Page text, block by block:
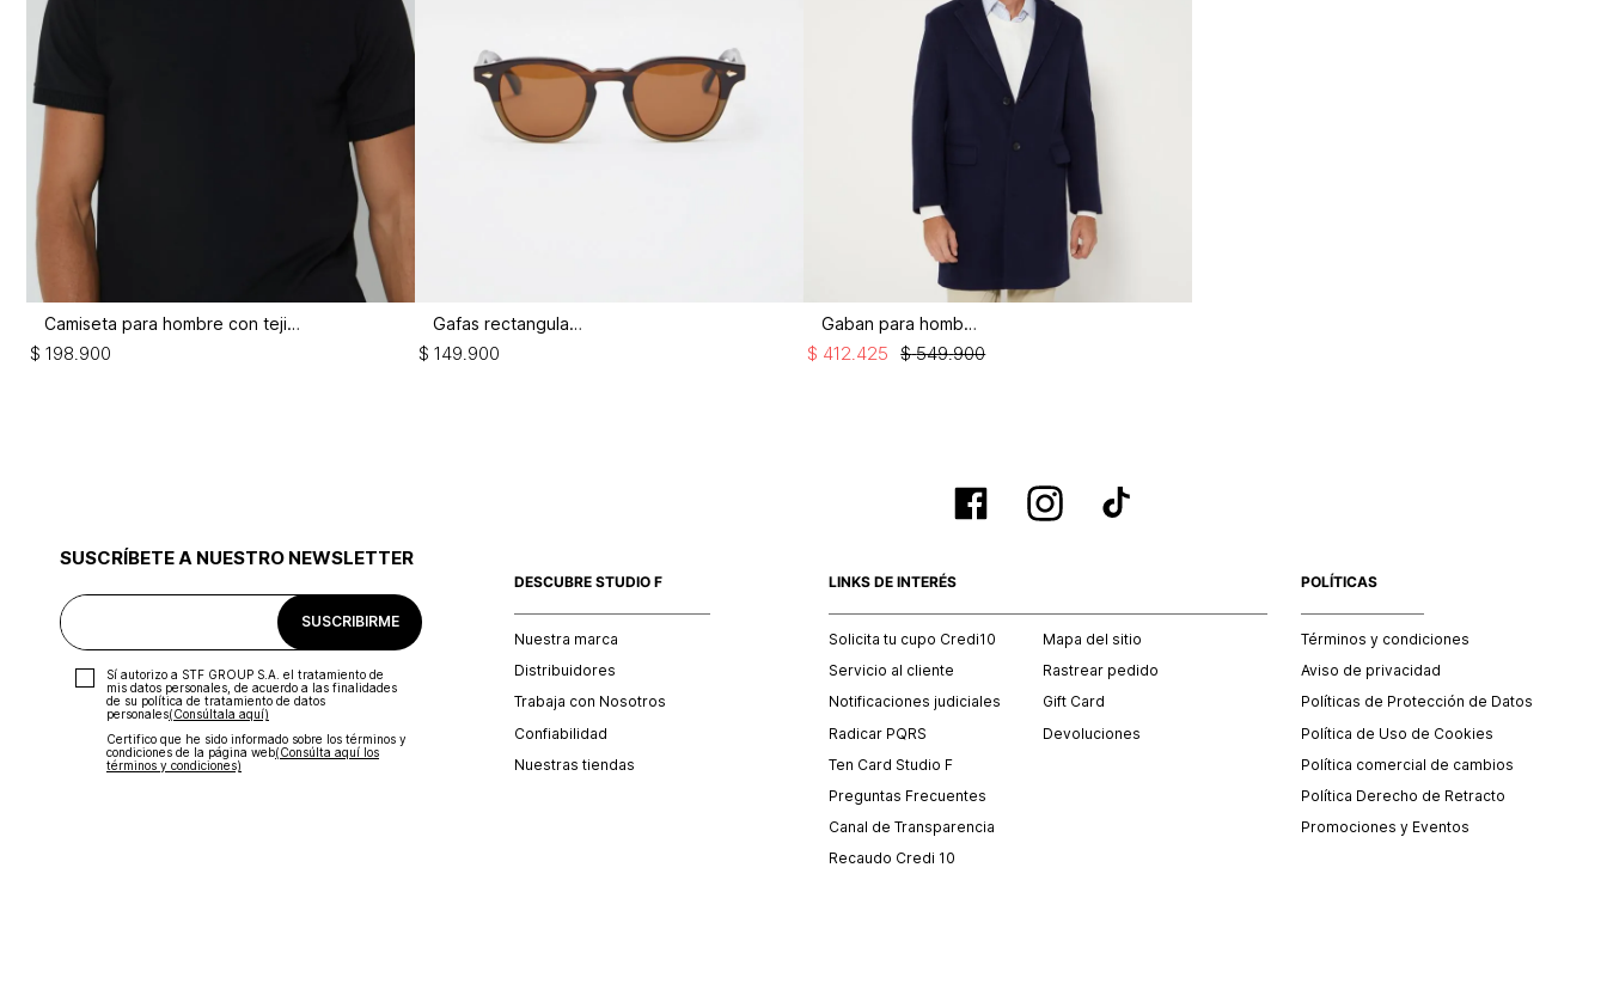
Camiseta para hombre con tejido
$ 198 900
Gafas rectangulares
$ 149 900
Gaban para hombre
$ 549.900
$ 412 425
SUSCRÍBETE A NUESTRO NEWSLETTER
SUSCRIBIRME
Sí autorizo a STF GROUP S.A. el tratamiento de
mis datos personales, de acuerdo a las finalidades
de su política de tratamiento de datos
personales‎(Consúltala aquí)
Certifico que he sido informado sobre los términos y
condiciones de la página web‎(Consúlta aquí los
términos y condiciones)
DESCUBRE STUDIO F
Nuestra marca
Distribuidores
Trabaja con Nosotros
Confiabilidad
Nuestras tiendas
LINKS DE INTERÉS
Solicita tu cupo Credi10
Servicio al cliente
Notificaciones judiciales
Radicar PQRS
Ten Card Studio F
Preguntas Frecuentes
Canal de Transparencia
Recaudo Credi 10
Mapa del sitio
Rastrear pedido
Gift Card
Devoluciones
POLÍTICAS
Términos y condiciones
Aviso de privacidad
Políticas de Protección de Datos
Política de Uso de Cookies
Política comercial de cambios
Política Derecho de Retracto
Promociones y Eventos